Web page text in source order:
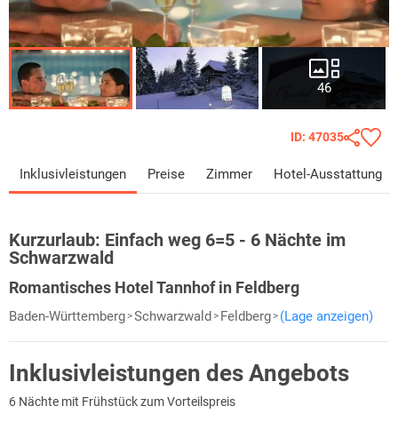
46
ID: 47035
Inklusivleistungen Preise Zimmer Hotel-Ausstattung
Kurzurlaub: Einfach weg 6=5 - 6 Nächte im
Schwarzwald
Romantisches Hotel Tannhof in Feldberg
Baden-Württemberg Schwarzwald Feldberg (Lage anzeigen)
Inklusivleistungen des Angebots
6 Nächte mit Frühstück zum Vorteilspreis